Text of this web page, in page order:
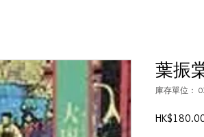
葉振
庫存單位：